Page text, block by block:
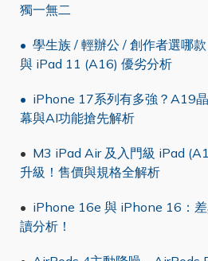
獨一無二
• 學生族 / 輕辦公 / 創作者選哪
與 iPad 11 (A16) 優劣分析
• iPhone 17系列有多強？A19
幕與AI功能搶先解析
• M3 iPad Air 及入門級 iPad
升級！售價與規格全解析
• iPhone 16e 與 iPhone 16：
讀分析！